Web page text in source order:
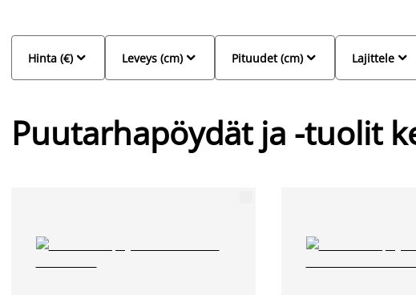

Hinta (€) 
Leveys (cm) 
Pituudet (cm) 
Lajittele
Puutarhapöydät ja -tuolit